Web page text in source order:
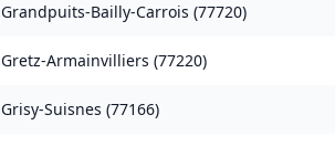
Grandpuits-Bailly-Carrois (77720)
Gretz-Armainvilliers (77220)
Grisy-Suisnes (77166)